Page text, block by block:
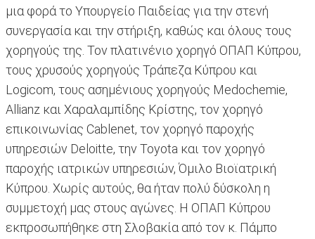
μια φορά το Υπουργείο Παιδείας για την στενή
συνεργασία και την στήριξη, καθώς και όλους τους
χορηγούς της. Τον πλατινένιο χορηγό ΟΠΑΠ Κύπρου,
τους χρυσούς χορηγούς Τράπεζα Κύπρου και
Logicom, τους ασημένιους χορηγούς Medochemie,
Allianz και Χαραλαμπίδης Κρίστης, τον χορηγό
επικοινωνίας Cablenet, τον χορηγό παροχής
υπηρεσιών Deloitte, την Toyota και τον χορηγό
παροχής ιατρικών υπηρεσιών, Όμιλο Βιοϊατρική
Κύπρου. Χωρίς αυτούς, θα ήταν πολύ δύσκολη η
συμμετοχή μας στους αγώνες. Η ΟΠΑΠ Κύπρου
εκπροσωπήθηκε στη Σλοβακία από τον κ. Πάμπο